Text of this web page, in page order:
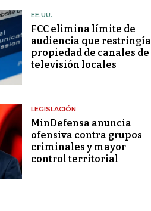
EE.UU.
FCC elimina límite de
audiencia que restringía
propiedad de canales de
televisión locales
LEGISLACIÓN
MinDefensa anuncia
ofensiva contra grupos
criminales y mayor
control territorial